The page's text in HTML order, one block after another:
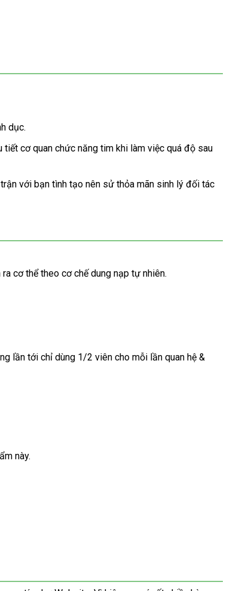
dục.
tiết cơ quan chức năng tim khi làm việc sử
quá độ sau
bình
với bạn tình tạo nên sử thỏa mãn sinh lý đối tác
cơ thể theo cơ chế dung nạp tự nhiên.
lần tới chỉ dùng 1/2 viên cho mỗi lần quan hệ &
này.